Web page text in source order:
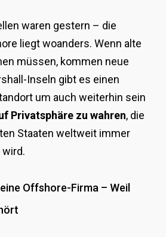
waren gestern – die
liegt woanders. Wenn alte
müssen, kommen neue
Inseln gibt es einen
um auch weiterhin sein
Privatsphäre zu wahren, die
Staaten weltweit immer
Offshore-Firma – Weil